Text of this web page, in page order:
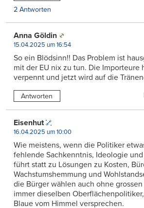
2 Antworten
Anna Göldin
15.04.2025 um 16:54
So ein Blödsinn!! Das Problem ist
mit der EU nix zu tun. Die Importeure
verpennt und jetzt wird auf die
Antworten
Eisenhut
16.04.2025 um 10:00
Wie meistens, wenn die Politiker
fehlende Sachkenntnis, Ideologie
führt statt zu Lösungen zu Kosten,
Wachstumshemmung und
die Bürger wählen auch ohne
immer dieselben
Blaue vom Himmel versprechen.